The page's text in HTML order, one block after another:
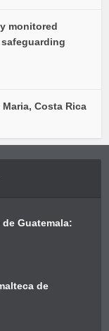
monitored
Costa Rica
Guatemala:
de